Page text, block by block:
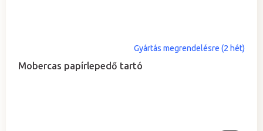
Mobercas papírlepedő tartó
Gyártás megrendelésre (2 hét)